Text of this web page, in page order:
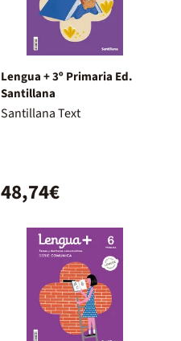
Lengua + 3º Primaria Ed.
Santillana
Santillana Text
48,74€